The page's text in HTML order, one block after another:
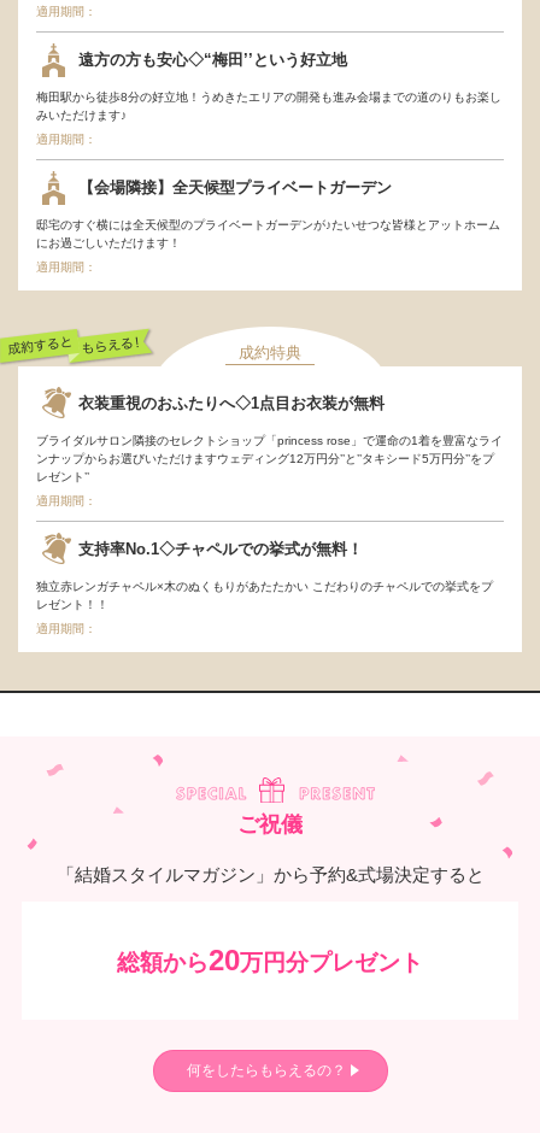
適用期間：
遠方の方も安心◇“梅田’’という好立地
梅田駅から徒歩8分の好立地！うめきたエリアの開発も進み会場までの道のりもお楽し
みいただけます♪
適用期間：
【会場隣接】全天候型プライベートガーデン
邸宅のすぐ横には全天候型のプライベートガーデンが♪たいせつな皆様とアットホーム
にお過ごしいただけます！
適用期間：
成約特典
衣装重視のおふたりへ◇1点目お衣装が無料
ブライダルサロン隣接のセレクトショップ「princess rose」で運命の1着を豊富なライ
ンナップからお選びいただけますウェディング12万円分’’と’’タキシード5万円分’’をプ
レゼント’’
適用期間：
支持率No.1◇チャペルでの挙式が無料！
独立赤レンガチャペル×木のぬくもりがあたたかい こだわりのチャペルでの挙式をプ
レゼント！！
適用期間：
ご祝儀
「結婚スタイルマガジン」から予約&式場決定すると
総額から20万円分プレゼント
何をしたらもらえるの？